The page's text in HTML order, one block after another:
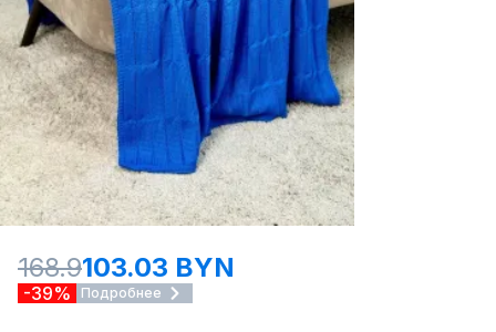
168.9103.03 BYN
-39% Подробнее